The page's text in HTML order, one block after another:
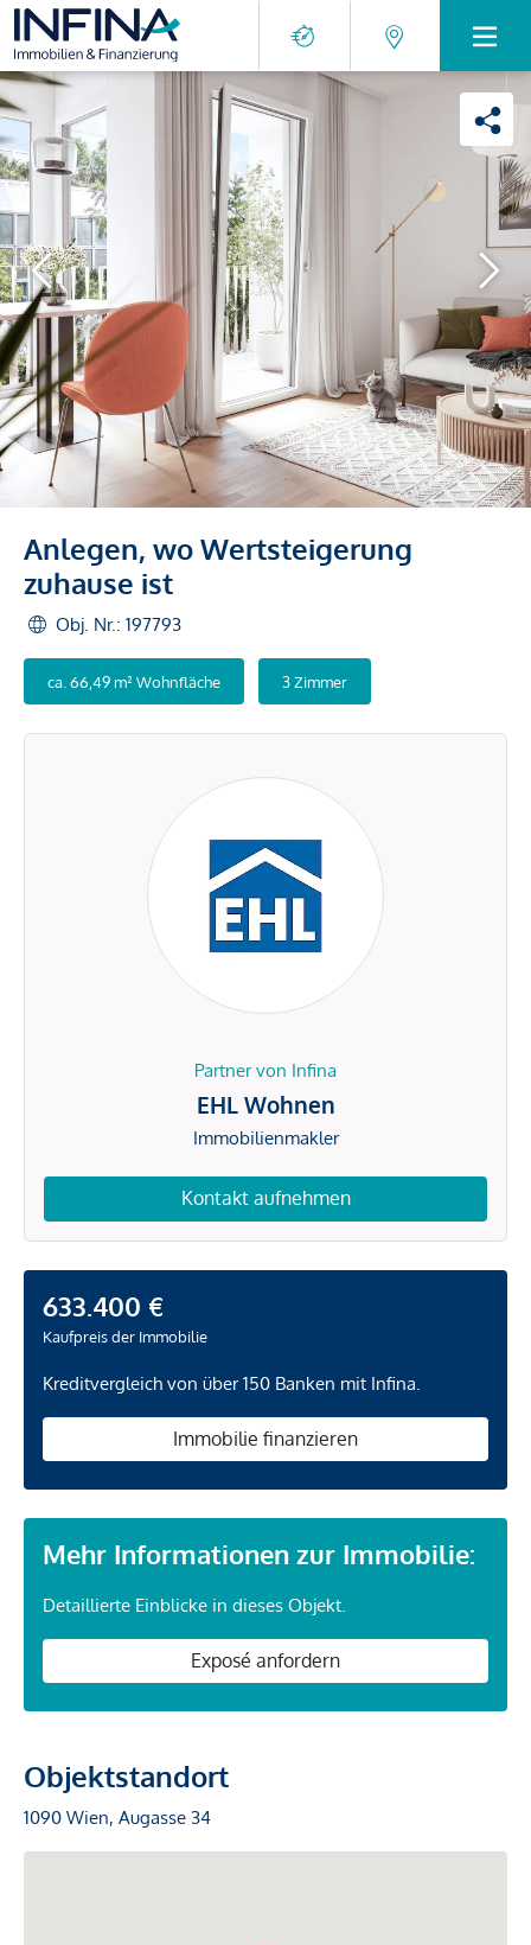
Anlegen, wo Wertsteigerung
zuhause ist
Obj. Nr.: 197793
ca. 66,49 m² Wohnfläche 3 Zimmer
Partner von Infina
EHL Wohnen
Immobilienmakler
Kontakt aufnehmen
633.400 €
Kaufpreis der Immobilie
Kreditvergleich von über 150 Banken mit Infina.
Immobilie finanzieren
Mehr Informationen zur Immobilie:
Detaillierte Einblicke in dieses Objekt.
Exposé anfordern
Objektstandort
1090 Wien, Augasse 34